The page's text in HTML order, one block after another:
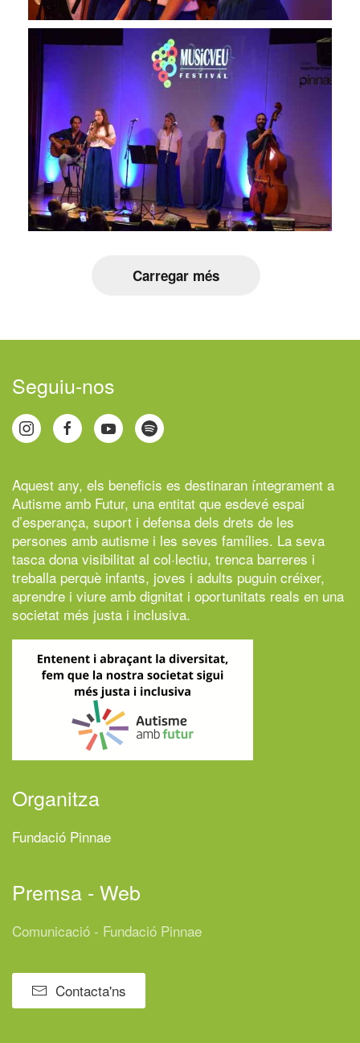
Carregar més
Seguiu-nos
Aquest any, els beneficis es destinaran íntegrament a
Autisme amb Futur, una entitat que esdevé espai
d’esperança, suport i defensa dels drets de les
persones amb autisme i les seves famílies. La seva
tasca dona visibilitat al col·lectiu, trenca barreres i
treballa perquè infants, joves i adults puguin créixer,
aprendre i viure amb dignitat i oportunitats reals en una
societat més justa i inclusiva.
Organitza
Fundació Pinnae
Premsa - Web
Comunicació - Fundació Pinnae
Contacta'ns